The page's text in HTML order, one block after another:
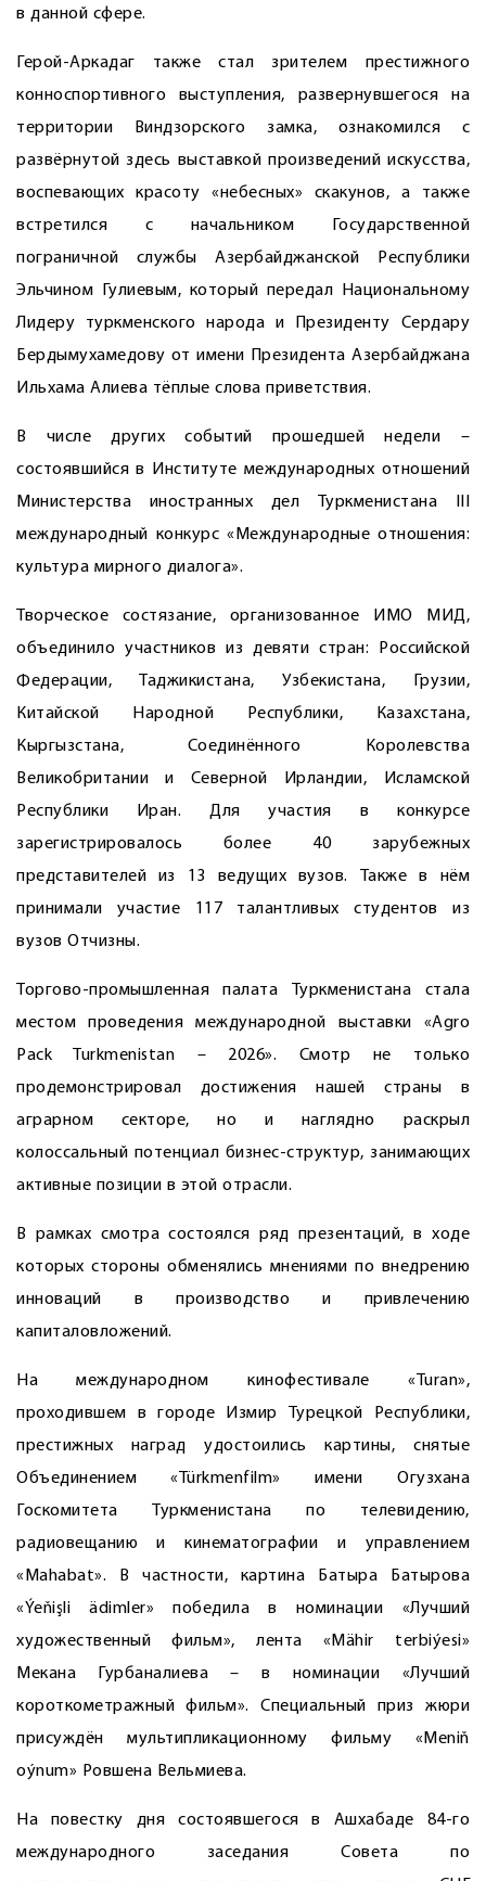
в данной сфере.
Герой-Аркадаг также стал зрителем престижного
конноспортивного выступления, развернувшегося на
территории Виндзорского замка, ознакомился с
развёрнутой здесь выставкой произведений искусства,
воспевающих красоту «небесных» скакунов, а также
встретился с начальником Государственной
пограничной службы Азербайджанской Республики
Эльчином Гулиевым, который передал Национальному
Лидеру туркменского народа и Президенту Сердару
Бердымухамедову от имени Президента Азербайджана
Ильхама Алиева тёплые слова приветствия.
В числе других событий прошедшей недели –
состоявшийся в Институте международных отношений
Министерства иностранных дел Туркменистана III
международный конкурс «Международные отношения:
культура мирного диалога».
Творческое состязание, организованное ИМО МИД,
объединило участников из девяти стран: Российской
Федерации, Таджикистана, Узбекистана, Грузии,
Китайской Народной Республики, Казахстана,
Кыргызстана, Соединённого Королевства
Великобритании и Северной Ирландии, Исламской
Республики Иран. Для участия в конкурсе
зарегистрировалось более 40 зарубежных
представителей из 13 ведущих вузов. Также в нём
принимали участие 117 талантливых студентов из
вузов Отчизны.
Торгово-промышленная палата Туркменистана стала
местом проведения международной выставки «Agro
Pack Turkmenistan – 2026». Смотр не только
продемонстрировал достижения нашей страны в
аграрном секторе, но и наглядно раскрыл
колоссальный потенциал бизнес-структур, занимающих
активные позиции в этой отрасли.
В рамках смотра состоялся ряд презентаций, в ходе
которых стороны обменялись мнениями по внедрению
инноваций в производство и привлечению
капиталовложений.
На международном кинофестивале «Turan»,
проходившем в городе Измир Турецкой Республики,
престижных наград удостоились картины, снятые
Объединением «Türkmenfilm» имени Огузхана
Госкомитета Туркменистана по телевидению,
радиовещанию и кинематографии и управлением
«Mahabat». В частности, картина Батыра Батырова
«Ýeňişli ädimler» победила в номинации «Лучший
художественный фильм», лента «Mähir terbiýesi»
Мекана Гурбаналиева – в номинации «Лучший
короткометражный фильм». Специальный приз жюри
присуждён мультипликационному фильму «Meniň
oýnum» Ровшена Вельмиева.
На повестку дня состоявшегося в Ашхабаде 84-го
международного заседания Совета по